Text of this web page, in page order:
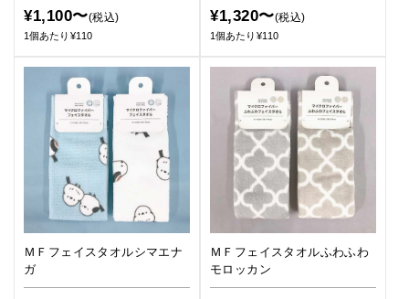
¥1,100〜(税込)
1個あたり¥110
¥1,320〜(税込)
1個あたり¥110
ＭＦフェイスタオルシマエナ
ガ
ＭＦフェイスタオルふわふわ
モロッカン